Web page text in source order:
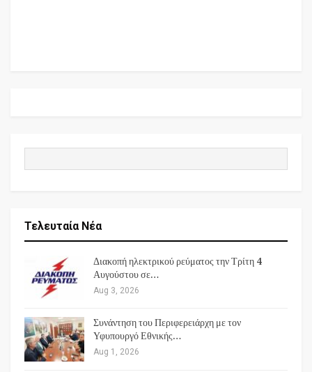
Τελευταία Νέα
Διακοπή ηλεκτρικού ρεύματος την Τρίτη 4
Αυγούστου σε…
Aug 3, 2026
Συνάντηση του Περιφερειάρχη με τον
Υφυπουργό Εθνικής…
Aug 1, 2026